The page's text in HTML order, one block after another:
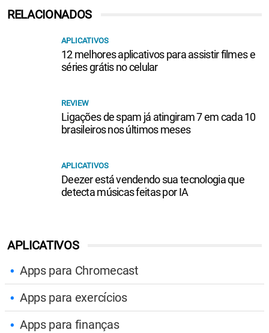
APLICATIVOS
Apps para Chromecast
Apps para exercícios
Apps para finanças
RELACIONADOS
APLICATIVOS
12 melhores aplicativos para assistir filmes e
séries grátis no celular
REVIEW
Ligações de spam já atingiram 7 em cada 10
brasileiros nos últimos meses
APLICATIVOS
Deezer está vendendo sua tecnologia que
detecta músicas feitas por IA